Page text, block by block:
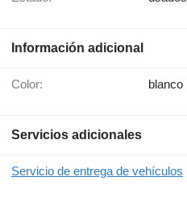
Información adicional
Color: blanco
Servicios adicionales
Servicio de entrega de vehículos